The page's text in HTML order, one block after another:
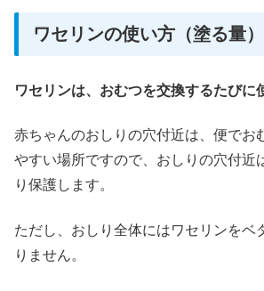
ワセリンの使い方（塗る量）
ワセリンは、おむつを交換するたびに
赤ちゃんのおしりの穴付近は、便でお
やすい場所ですので、おしりの穴付近
り保護します。
ただし、おしり全体にはワセリンをベ
りません。